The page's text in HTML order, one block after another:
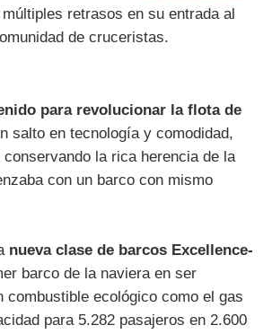
retrasos en su entrada al
de cruceristas.
para revolucionar la flota de
salto en tecnología y comodidad,
conservando la rica herencia de la
con un barco con mismo
nueva clase de barcos Excellence-
barco de la naviera en ser
combustible ecológico como el gas
para 5.282 pasajeros en 2.600